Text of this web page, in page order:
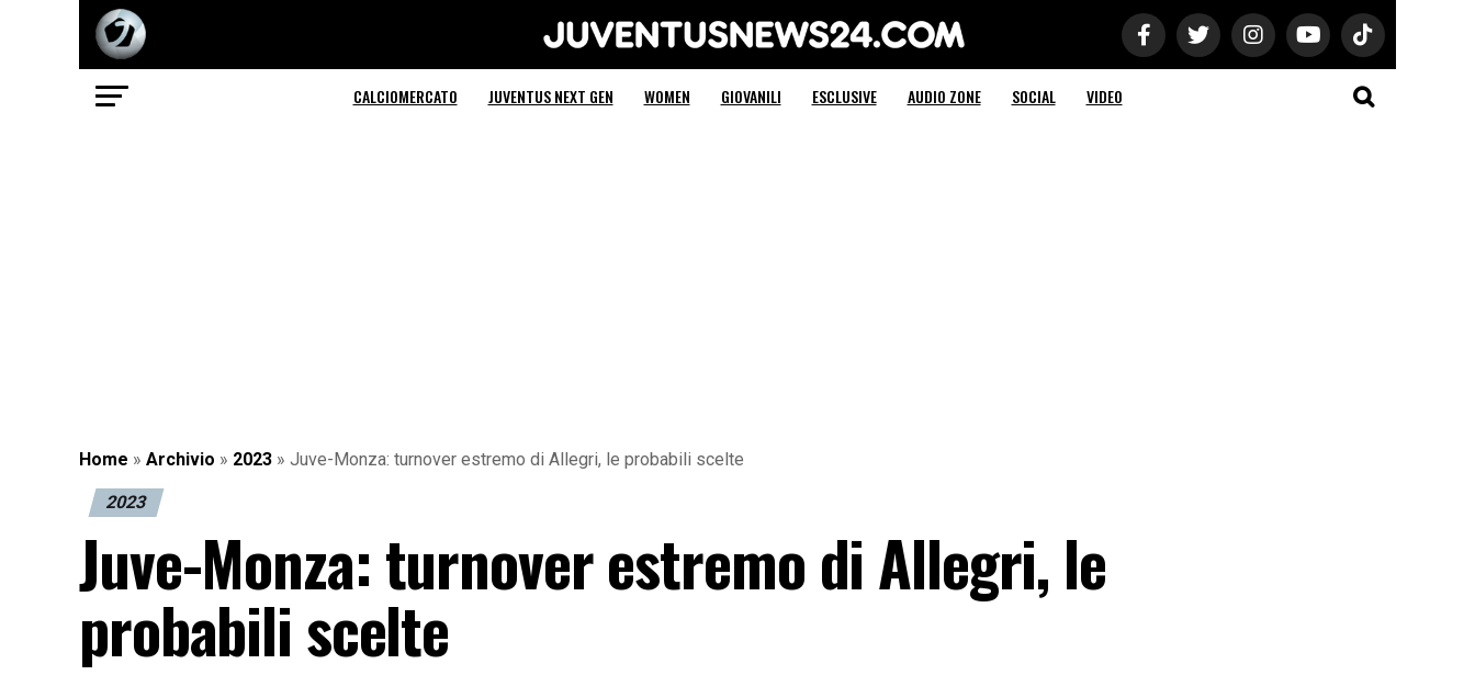
Juventus News 24
CALCIOMERCATO JUVENTUS NEXT GEN WOMEN GIOVANILI ESCLUSIVE AUDIO ZONE SOCIAL VIDEO
Home » Archivio » 2023 » Juve-Monza: turnover estremo di Allegri, le probabili scelte
2023
Juve-Monza: turnover estremo di Allegri, le
probabili scelte